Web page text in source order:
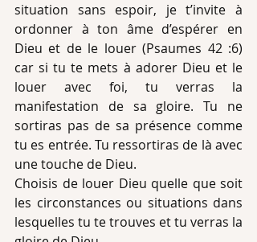
situation sans espoir, je t’invite à
ordonner à ton âme d’espérer en
Dieu et de le louer (Psaumes 42 :6)
car si tu te mets à adorer Dieu et le
louer avec foi, tu verras la
manifestation de sa gloire. Tu ne
sortiras pas de sa présence comme
tu es entrée. Tu ressortiras de là avec
une touche de Dieu.
Choisis de louer Dieu quelle que soit
les circonstances ou situations dans
lesquelles tu te trouves et tu verras la